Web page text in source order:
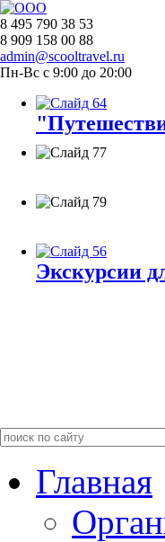
8 495 790 38 53
8 909 158 00 88
admin@scooltravel.ru
Пн-Вс с 9:00 до 20:00
Экскурсии
Главная